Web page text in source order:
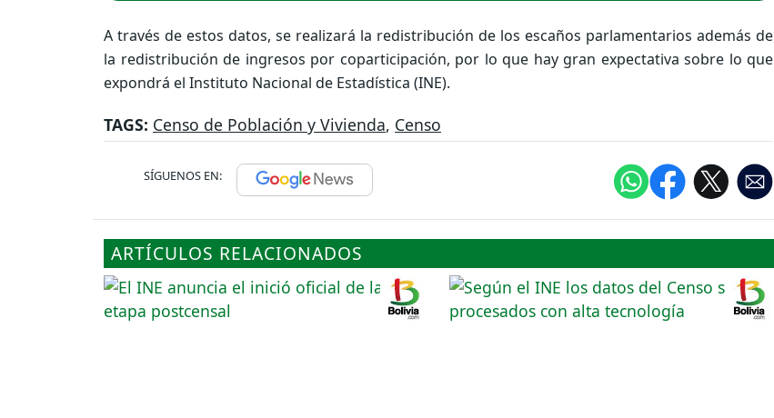
A través de estos datos, se realizará la redistribución de los escaños parlamentarios además de
la redistribución de ingresos por coparticipación, por lo que hay gran expectativa sobre lo que
expondrá el Instituto Nacional de Estadística (INE).
TAGS: Censo de Población y Vivienda, Censo
SÍGUENOS EN:
ARTÍCULOS RELACIONADOS